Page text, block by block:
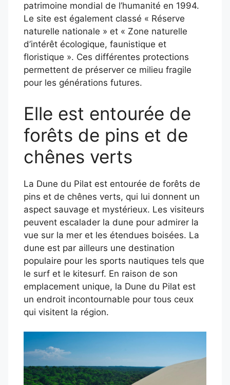
patrimoine mondial de l’humanité en 1994.
Le site est également classé « Réserve
naturelle nationale » et « Zone naturelle
d’intérêt écologique, faunistique et
floristique ». Ces différentes protections
permettent de préserver ce milieu fragile
pour les générations futures.
Elle est entourée de
forêts de pins et de
chênes verts
La Dune du Pilat est entourée de forêts de
pins et de chênes verts, qui lui donnent un
aspect sauvage et mystérieux. Les visiteurs
peuvent escalader la dune pour admirer la
vue sur la mer et les étendues boisées. La
dune est par ailleurs une destination
populaire pour les sports nautiques tels que
le surf et le kitesurf. En raison de son
emplacement unique, la Dune du Pilat est
un endroit incontournable pour tous ceux
qui visitent la région.